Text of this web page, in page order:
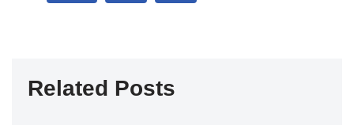
Related Posts